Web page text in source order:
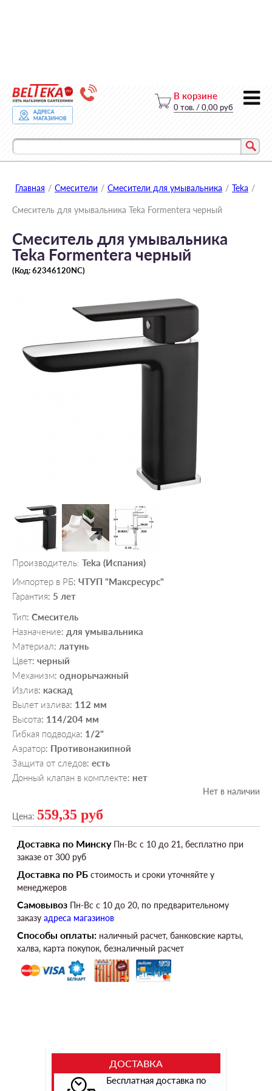
В корзине
Главная / Смесители / Смесители для умывальника / Teka /
Смеситель для умывальника Teka Formentera черный
Смеситель для умывальника
Teka Formentera черный
(Код:62346120NC)
Производитель: Teka (Испания)
Импортер в РБ: ЧТУП "Максресурс"
Гарантия: 5 лет
Тип: Смеситель
Назначение: для умывальника
Материал: латунь
Цвет: черный
Механизм: однорычажный
Излив: каскад
Вылет излива: 112 мм
Высота: 114/204 мм
Гибкая подводка: 1/2"
Аэратор: Противонакипной
Защита от следов: есть
Донный клапан в комплекте: нет
Цена: 559,35 руб
Нет в наличии
Доставка по МинскуПн-Вс c 10 до 21, бесплатно при
заказе от 300 руб
Доставка по РБ стоимость и сроки уточняйте у
менеджеров
Самовывоз Пн-Вс c 10 до 20, по предварительному
заказу адреса магазинов
Способы оплаты: наличный расчет, банковские карты,
халва, карта покупок, безналичный расчет
ДОСТАВКА
Бесплатная доставка по